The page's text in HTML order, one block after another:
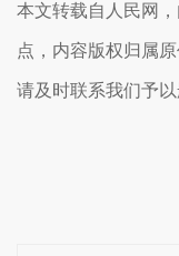
本文转载自人民网
点，内容版权归属
请及时联系我们予以